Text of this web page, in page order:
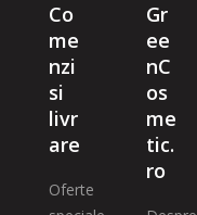
Co
me
nzi
si
livr
are
Oferte
Gr
ee
nC
os
me
tic.
ro